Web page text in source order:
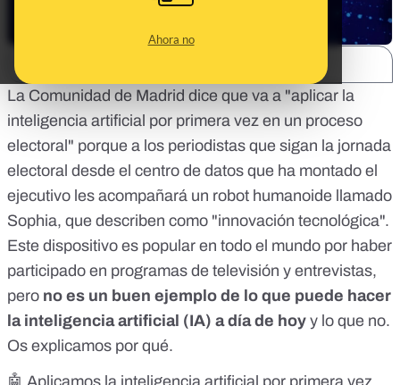
Ahora no
La Comunidad de Madrid dice que va a "aplicar la
inteligencia artificial por primera vez en un proceso
electoral" porque a los periodistas que sigan la jornada
electoral desde el centro de datos que ha montado el
ejecutivo les acompañará un robot humanoide llamado
Sophia, que describen como "innovación tecnológica".
Este dispositivo es popular en todo el mundo por haber
participado en programas de televisión y entrevistas,
pero no es un buen ejemplo de lo que puede hacer
la inteligencia artificial (IA) a día de hoy y lo que no.
Os explicamos por qué.